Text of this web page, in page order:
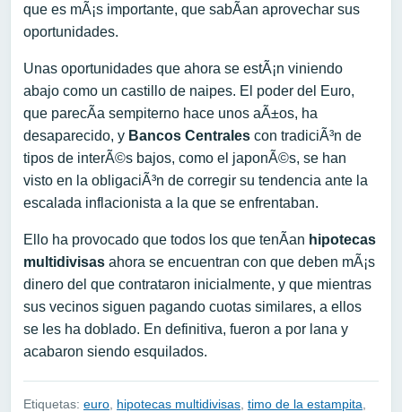
que es mÃ¡s importante, que sabÃ­an aprovechar sus
oportunidades.
Unas oportunidades que ahora se estÃ¡n viniendo
abajo como un castillo de naipes. El poder del Euro,
que parecÃ­a sempiterno hace unos aÃ±os, ha
desaparecido, y Bancos Centrales con tradiciÃ³n de
tipos de interÃ©s bajos, como el japonÃ©s, se han
visto en la obligaciÃ³n de corregir su tendencia ante la
escalada inflacionista a la que se enfrentaban.
Ello ha provocado que todos los que tenÃ­an hipotecas
multidivisas ahora se encuentran con que deben mÃ¡s
dinero del que contrataron inicialmente, y que mientras
sus vecinos siguen pagando cuotas similares, a ellos
se les ha doblado. En definitiva, fueron a por lana y
acabaron siendo esquilados.
Etiquetas: euro hipotecas multidivisas timo de la estampita